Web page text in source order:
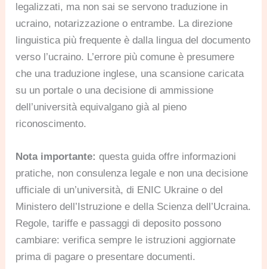
legalizzati, ma non sai se servono traduzione in
ucraino, notarizzazione o entrambe. La direzione
linguistica più frequente è dalla lingua del documento
verso l’ucraino. L’errore più comune è presumere
che una traduzione inglese, una scansione caricata
su un portale o una decisione di ammissione
dell’università equivalgano già al pieno
riconoscimento.
Nota importante: questa guida offre informazioni
pratiche, non consulenza legale e non una decisione
ufficiale di un’università, di ENIC Ukraine o del
Ministero dell’Istruzione e della Scienza dell’Ucraina.
Regole, tariffe e passaggi di deposito possono
cambiare: verifica sempre le istruzioni aggiornate
prima di pagare o presentare documenti.